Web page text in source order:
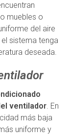
muebles o
del aire
sistema tenga
deseada.
ventilador. En
más baja
uniforme y